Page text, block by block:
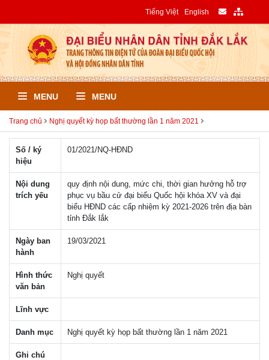
Tiếng Việt English
MENU MENU
Trang chủ Nghị quyết kỳ họp bất thường lần 1 năm 2021
Số / ký
hiệu
01/2021/NQ-HÐND
Nội dung
trích yếu
quy định nội dung, mức chi, thời gian hưởng hỗ trợ
phục vụ bầu cử đại biểu Quốc hội khóa XV và đại
biểu HĐND các cấp nhiệm kỳ 2021-2026 trên địa bàn
tỉnh Đắk lắk
Ngày ban
hành
19/03/2021
Hình thức
văn bản
Nghị quyết
Lĩnh vực
Danh mục Nghị quyết kỳ họp bất thường lần 1 năm 2021
Ghi chú